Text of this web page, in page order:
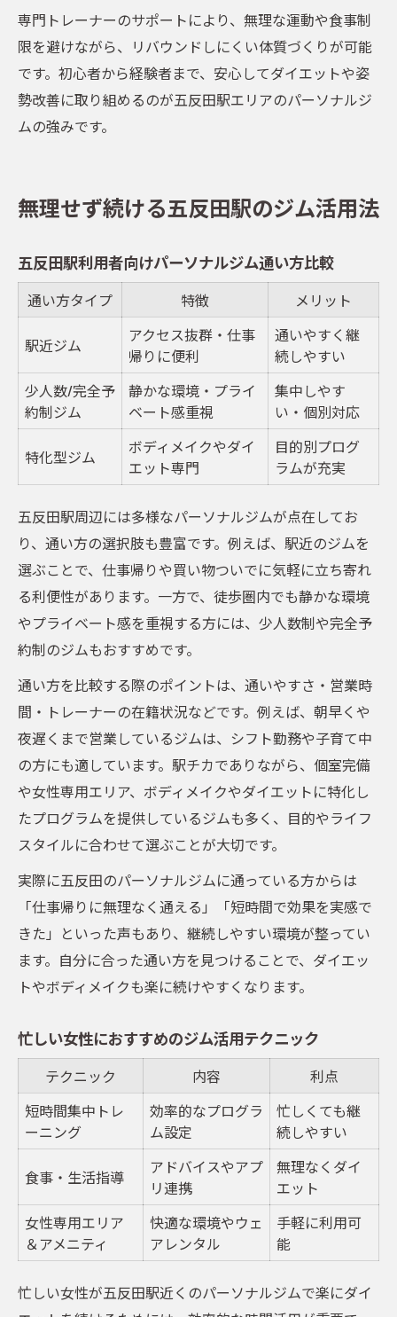
専門トレーナーのサポートにより、無理な運動や食事制
限を避けながら、リバウンドしにくい体質づくりが可能
です。初心者から経験者まで、安心してダイエットや姿
勢改善に取り組めるのが五反田駅エリアのパーソナルジ
ムの強みです。
無理せず続ける五反田駅のジム活用法
五反田駅利用者向けパーソナルジム通い方比較
通い方タイプ 特徴 メリット
駅近ジム
アクセス抜群・仕事
帰りに便利
通いやすく継
続しやすい
少人数/完全予
約制ジム
静かな環境・プライ
ベート感重視
集中しやす
い・個別対応
特化型ジム
ボディメイクやダイ
エット専門
目的別プログ
ラムが充実
五反田駅周辺には多様なパーソナルジムが点在してお
り、通い方の選択肢も豊富です。例えば、駅近のジムを
選ぶことで、仕事帰りや買い物ついでに気軽に立ち寄れ
る利便性があります。一方で、徒歩圏内でも静かな環境
やプライベート感を重視する方には、少人数制や完全予
約制のジムもおすすめです。
通い方を比較する際のポイントは、通いやすさ・営業時
間・トレーナーの在籍状況などです。例えば、朝早くや
夜遅くまで営業しているジムは、シフト勤務や子育て中
の方にも適しています。駅チカでありながら、個室完備
や女性専用エリア、ボディメイクやダイエットに特化し
たプログラムを提供しているジムも多く、目的やライフ
スタイルに合わせて選ぶことが大切です。
実際に五反田のパーソナルジムに通っている方からは
「仕事帰りに無理なく通える」「短時間で効果を実感で
きた」といった声もあり、継続しやすい環境が整ってい
ます。自分に合った通い方を見つけることで、ダイエッ
トやボディメイクも楽に続けやすくなります。
忙しい女性におすすめのジム活用テクニック
テクニック 内容
利点
短時間集中トレ
ーニング
効率的なプログラ
ム設定
忙しくても継
続しやすい
食事・生活指導
アドバイスやアプ
リ連携
無理なくダイ
エット
女性専用エリア
＆アメニティ
快適な環境やウェ
アレンタル
手軽に利用可
能
忙しい女性が五反田駅近くのパーソナルジムで楽にダイ